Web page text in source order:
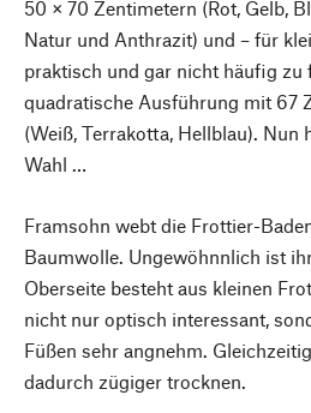
50 × 70 Zentimetern (Rot, Gelb,
Natur und Anthrazit) und – für
praktisch und gar nicht häufig zu
quadratische Ausführung mit 67
(Weiß, Terrakotta, Hellblau). Nun
Wahl …
Framsohn webt die Frottier-
Baumwolle. Ungewöhnnlich ist
Oberseite besteht aus kleinen
nicht nur optisch interessant,
Füßen sehr angnehm.
dadurch zügiger trocknen.